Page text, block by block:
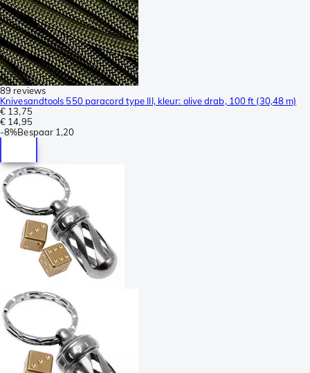
89 reviews
Knivesandtools 550 paracord type III, kleur: olive drab, 100 ft (30,48 m)
€ 13,75
€ 14,95
-8%Bespaar 1,20